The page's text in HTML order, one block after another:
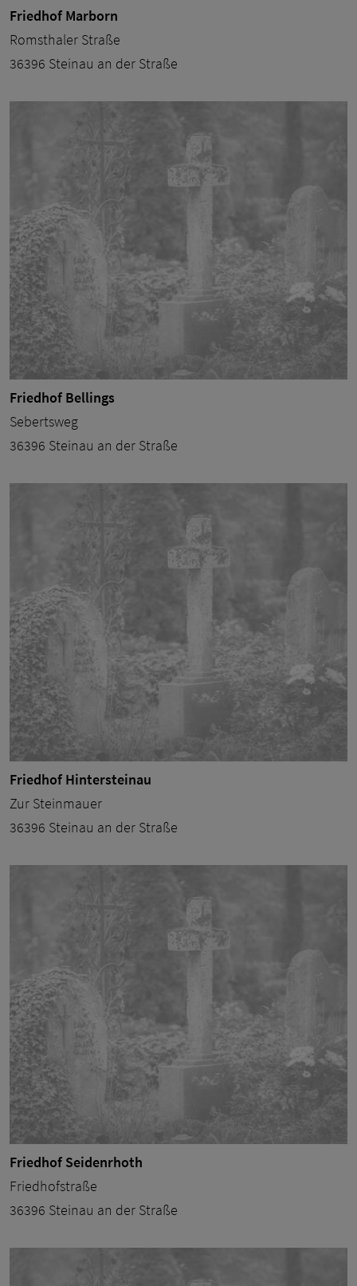
Friedhof Marborn
Romsthaler Straße
36396 Steinau an der Straße
Friedhof Bellings
Sebertsweg
36396 Steinau an der Straße
Friedhof Hintersteinau
Zur Steinmauer
36396 Steinau an der Straße
Friedhof Seidenrhoth
Friedhofstraße
36396 Steinau an der Straße